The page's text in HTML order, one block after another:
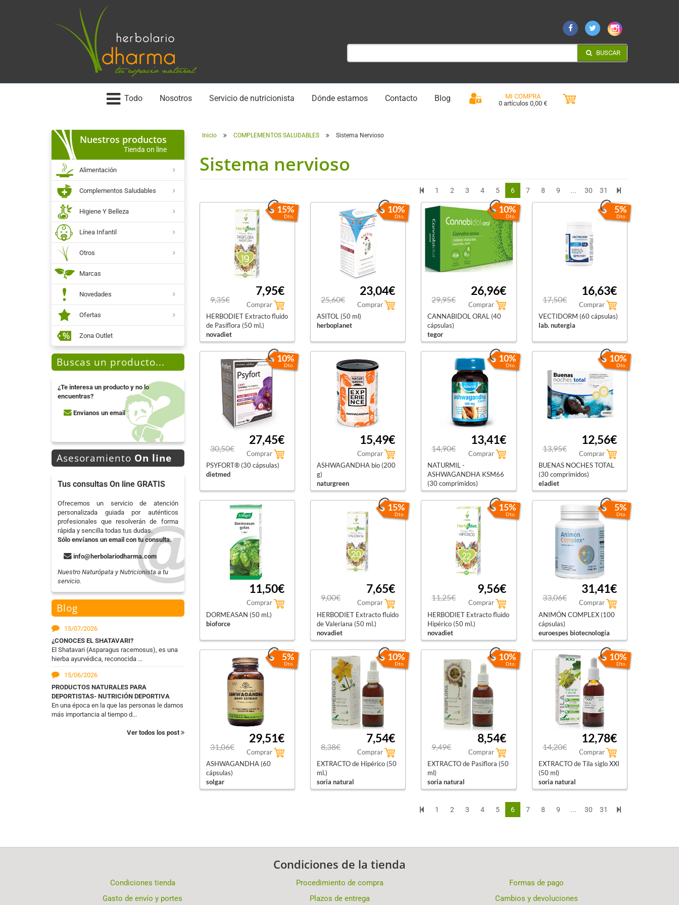
BUSCAR
Todo Nosotros Servicio de nutricionista Dónde estamos Contacto Blog
MI COMPRA
0 artículos 0,00 €
Nuestros productos
Tienda on line
Alimentación
Complementos Saludables
Higiene Y Belleza
Línea Infantil
Otros
Marcas
Novedades
Ofertas
Zona Outlet
Buscas un producto...
¿Te interesa un producto y no lo
encuentras?
Envianos un email
Asesoramiento On line
Tus consultas On line GRATIS
Ofrecemos un servicio de atención
personalizada guiada por auténticos
profesionales que resolverán de forma
rápida y sencilla todas tus dudas.
Sólo envíanos un email con tu consulta.
info@herbolariodharma.com
Nuestro Naturópata y Nutricionista a tu
servicio.
Blog
15/07/2026
¿CONOCES EL SHATAVARI?
El Shatavari (Asparagus racemosus), es una
hierba ayurvédica, reconocida ...
15/06/2026
PRODUCTOS NATURALES PARA
DEPORTISTAS- NUTRICIÓN DEPORTIVA
En una época en la que las personas le damos
más importancia al tiempo d...
Ver todos los post
Inicio COMPLEMENTOS SALUDABLES Sistema Nervioso
Sistema nervioso
1 2 3 4 5 6 7 8 9 ... 30 31
15%
Dto.
9,35€
7,95€
Comprar
HERBODIET Extracto fluido
de Pasiflora (50 ml.)
novadiet
10%
Dto.
25,60€
23,04€
Comprar
ASITOL (50 ml)
herboplanet
10%
Dto.
29,95€
26,96€
Comprar
CANNABIDOL ORAL (40
cápsulas)
tegor
5%
Dto.
17,50€
16,63€
Comprar
VECTIDORM (60 cápsulas)
lab. nutergia
10%
Dto.
30,50€
27,45€
Comprar
PSYFORT® (30 cápsulas)
dietmed
15,49€
Comprar
ASHWAGANDHA bio (200
g)
naturgreen
10%
Dto.
14,90€
13,41€
Comprar
NATURMIL -
ASHWAGANDHA KSM66
(30 comprimidos)
dietmed
10%
Dto.
13,95€
12,56€
Comprar
BUENAS NOCHES TOTAL
(30 comprimidos)
eladiet
11,50€
Comprar
DORMEASAN (50 ml.)
bioforce
15%
Dto.
9,00€
7,65€
Comprar
HERBODIET Extracto fluido
de Valeriana (50 ml.)
novadiet
15%
Dto.
11,25€
9,56€
Comprar
HERBODIET Extracto fluido
Hipérico (50 ml.)
novadiet
5%
Dto.
33,06€
31,41€
Comprar
ANIMÓN COMPLEX (100
cápsulas)
euroespes biotecnología
5%
Dto.
31,06€
29,51€
Comprar
ASHWAGANDHA (60
cápsulas)
solgar
10%
Dto.
8,38€
7,54€
Comprar
EXTRACTO de Hipérico (50
ml.)
soria natural
10%
Dto.
9,49€
8,54€
Comprar
EXTRACTO de Pasiflora (50
ml)
soria natural
10%
Dto.
14,20€
12,78€
Comprar
EXTRACTO de Tila siglo XXI
(50 ml)
soria natural
1 2 3 4 5 6 7 8 9 ... 30 31
Condiciones de la tienda
Condiciones tienda Procedimiento de compra
Formas de pago
Gasto de envío y portes
Plazos de entrega Cambios y devoluciones